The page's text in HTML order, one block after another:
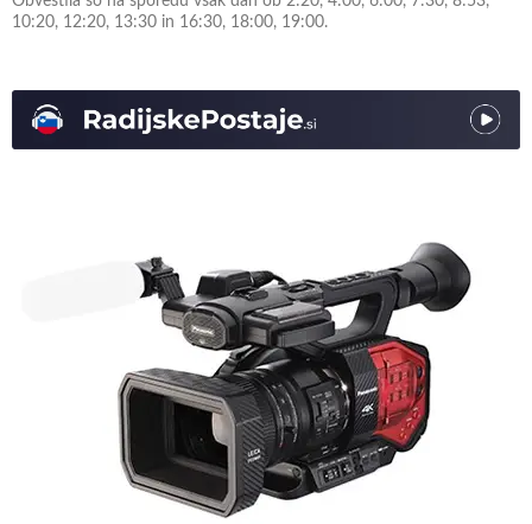
10:20, 12:20, 13:30 in 16:30, 18:00, 19:00.